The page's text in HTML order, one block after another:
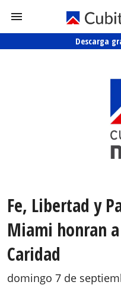
Descarga
Fe, Libertad y
Miami honran
Caridad
domingo 7 de